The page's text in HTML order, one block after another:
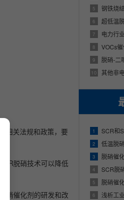
5 钢铁烧
6 超低温
7 电力行
8 VOCs
9 脱硝-二
10 其他非
1 SCR和SNCR脱硝有
2 低温脱硝催化
3 脱硝催化剂
4 SCR脱
5 脱硝催化剂
6 浅析工
相关法规和政策，要
脱硝技术可以降低
硝催化剂的研发和改